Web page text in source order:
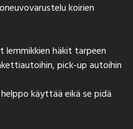
koirien
lemmikkien häkit tarpeen
pick-up autoihin
käyttää eikä se pidä